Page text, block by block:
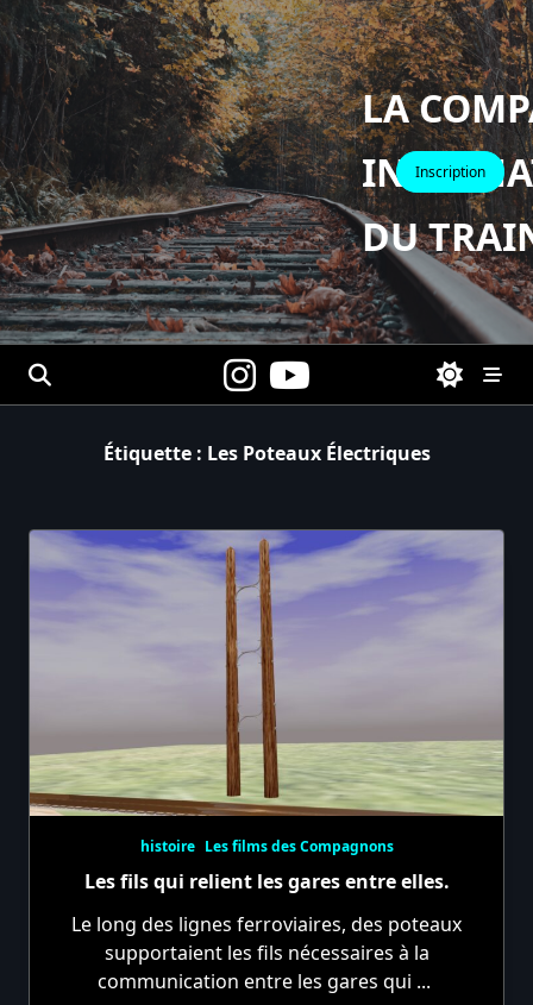
Skip
to
content
LA
DU
Inscription
Étiquette : Les Poteaux Électriques
histoire Les films des Compagnons
Les fils qui relient les gares entre elles.
Le long des lignes ferroviaires, des poteaux
supportaient les fils nécessaires à la
communication entre les gares qui ...